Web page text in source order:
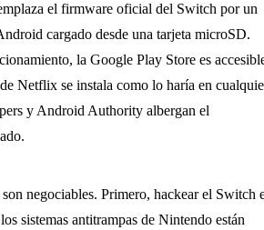
el firmware oficial del Switch por un
cargado desde una tarjeta microSD.
la Google Play Store es
Netflix se instala como lo haría en
y Android Authority albergan el
negociables. Primero, hackear el Switch
sistemas antitrampas de Nintendo están